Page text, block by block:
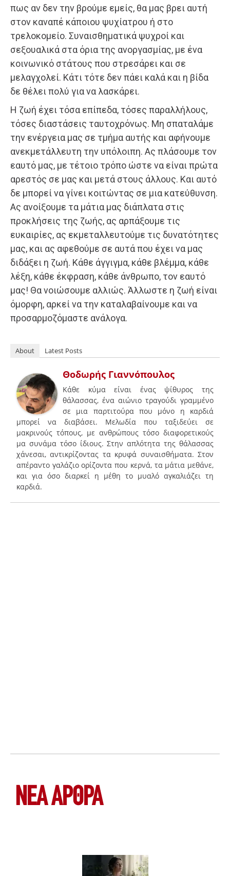
πως αν δεν την βρούμε εμείς, θα μας βρει αυτή
στον καναπέ κάποιου ψυχίατρου ή στο
τρελοκομείο. Συναισθηματικά ψυχροί και
σεξουαλικά στα όρια της ανοργασμίας, με ένα
κοινωνικό στάτους που στρεσάρει και σε
μελαγχολεί. Κάτι τότε δεν πάει καλά και η βίδα
δε θέλει πολύ για να λασκάρει.
Η ζωή έχει τόσα επίπεδα, τόσες παραλλήλους,
τόσες διαστάσεις ταυτοχρόνως. Μη σπαταλάμε
την ενέργεια μας σε τμήμα αυτής και αφήνουμε
ανεκμετάλλευτη την υπόλοιπη. Ας πλάσουμε τον
εαυτό μας, με τέτοιο τρόπο ώστε να είναι πρώτα
αρεστός σε μας και μετά στους άλλους. Και αυτό
δε μπορεί να γίνει κοιτώντας σε μια κατεύθυνση.
Ας ανοίξουμε τα μάτια μας διάπλατα στις
προκλήσεις της ζωής, ας αρπάξουμε τις
ευκαιρίες, ας εκμεταλλευτούμε τις δυνατότητες
μας, και ας αφεθούμε σε αυτά που έχει να μας
διδάξει η ζωή. Κάθε άγγιγμα, κάθε βλέμμα, κάθε
λέξη, κάθε έκφραση, κάθε άνθρωπο, τον εαυτό
μας! Θα νοιώσουμε αλλιώς. Άλλωστε η ζωή είναι
όμορφη, αρκεί να την καταλαβαίνουμε και να
προσαρμοζόμαστε ανάλογα.
About Latest Posts
Θοδωρής Γιαννόπουλος
Κάθε κύμα είναι ένας ψίθυρος της
θάλασσας, ένα αιώνιο τραγούδι γραμμένο
σε μια παρτιτούρα που μόνο η καρδιά
μπορεί να διαβάσει. Μελωδία που ταξιδεύει σε
μακρινούς τόπους, με ανθρώπους τόσο διαφορετικούς
μα συνάμα τόσο ίδιους. Στην απλότητα της θάλασσας
χάνεσαι, αντικρίζοντας τα κρυφά συναισθήματα. Στον
απέραντο γαλάζιο ορίζοντα που κερνά, τα μάτια μεθάνε,
και για όσο διαρκεί η μέθη το μυαλό αγκαλιάζει τη
καρδιά.
ΝΕΑ ΆΡΘΡΑ